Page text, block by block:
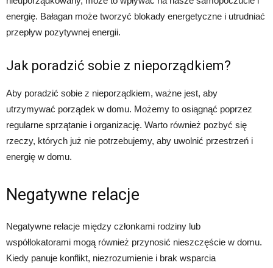
energię. Bałagan może tworzyć blokady energetyczne i utrudniać
przepływ pozytywnej energii.
Jak poradzić sobie z nieporządkiem?
Aby poradzić sobie z nieporządkiem, ważne jest, aby
utrzymywać porządek w domu. Możemy to osiągnąć poprzez
regularne sprzątanie i organizację. Warto również pozbyć się
rzeczy, których już nie potrzebujemy, aby uwolnić przestrzeń i
energię w domu.
Negatywne relacje
Negatywne relacje między członkami rodziny lub
współlokatorami mogą również przynosić nieszczęście w domu.
Kiedy panuje konflikt, niezrozumienie i brak wsparcia